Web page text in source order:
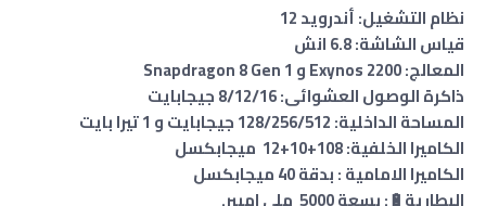
نظام التشغيل: أندرويد 12
قياس الشاشة: 6.8 انش
المعالج: Exynos 2200 و Snapdragon 8 Gen 1
ذاكرة الوصول العشوائى: 8/12/16 جيجابايت
المساحة الداخلية: 128/256/512 جيجابايت و 1 تيرا بايت
الكاميرا الخلفية: 108+10+12 ميجابكسل
الكاميرا الامامية : بدقة 40 ميجابكسل
البطارية🔋: بسعة 5000 ملي امبير.